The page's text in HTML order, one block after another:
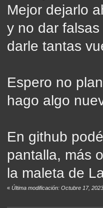
Mejor dejarlo
y no dar
darle tantas
Espero no
hago algo
En github
pantalla, más
la maleta de
«Última modificación: Octubre 17,